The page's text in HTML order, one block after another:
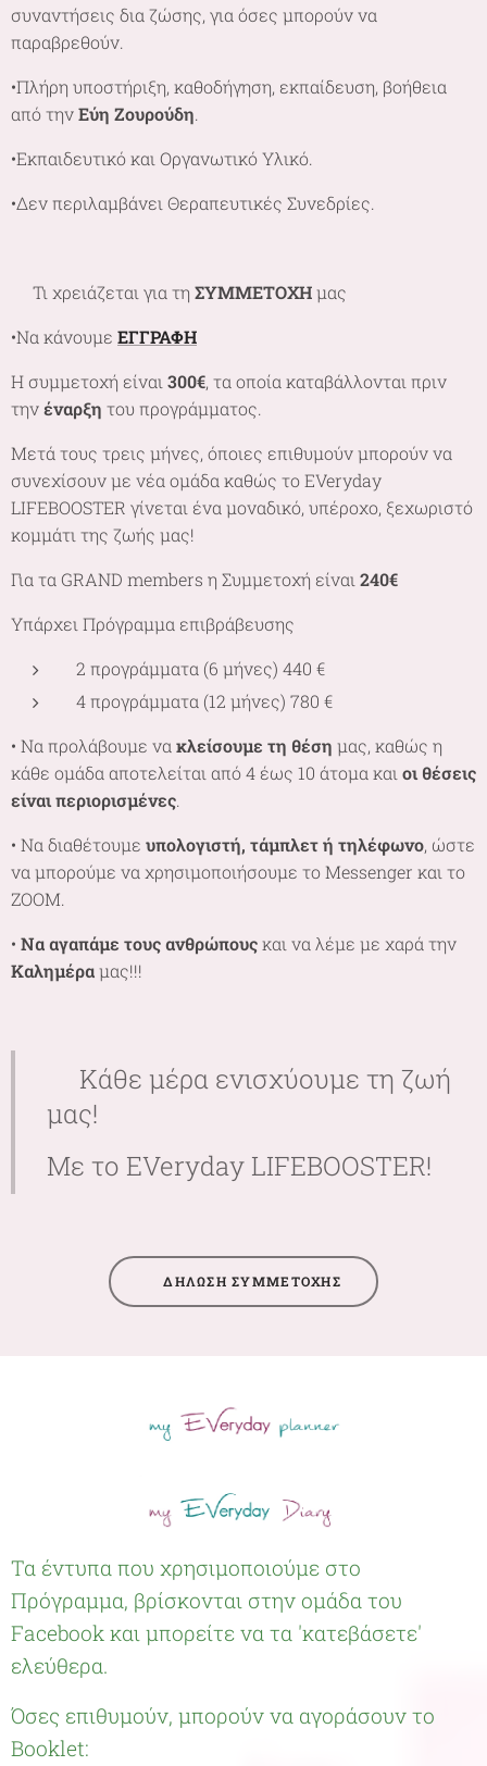
συναντήσεις δια ζώσης, για όσες μπορούν να
παραβρεθούν.
•Πλήρη υποστήριξη, καθοδήγηση, εκπαίδευση, βοήθεια
από τηνΕύη Ζουρούδη.
•Εκπαιδευτικό και Οργανωτικό Υλικό.
•Δεν περιλαμβάνει Θεραπευτικές Συνεδρίες.
🌷Τι χρειάζεται για τη ΣΥΜΜΕΤΟΧΗμας
•Να κάνουμε ΕΓΓΡΑΦΗ
Η συμμετοχή είναι 300€, τα οποία καταβάλλονται πριν
τηνέναρξη του προγράμματος.
Μετά τους τρεις μήνες, όποιες επιθυμούν μπορούν να
συνεχίσουν με νέα ομάδα καθώς το EVeryday
LIFEBOOSTER γίνεται ένα μοναδικό, υπέροχο, ξεχωριστό
κομμάτι της ζωής μας!
Για τα GRAND members η Συμμετοχή είναι 240€
Υπάρχει Πρόγραμμα επιβράβευσης
2 προγράμματα (6 μήνες) 440 €
4 προγράμματα (12 μήνες) 780 €
• Να προλάβουμε να κλείσουμε τη θέση μας, καθώς η
κάθε ομάδα αποτελείται από 4 έως 10 άτομα και οι θέσεις
είναι περιορισμένες.
• Να διαθέτουμε υπολογιστή, τάμπλετ ή τηλέφωνο, ώστε
να μπορούμε να χρησιμοποιήσουμε το Messenger και το
ZOOM.
• Να αγαπάμε τους ανθρώπουςκαι να λέμε με χαρά την
Καλημέραμας!!!
🌷Κάθε μέρα ενισχύουμε τη ζωή
μας!
Με το EVeryday LIFEBOOSTER! 🌷
🌷ΔΗΛΩΣΗ ΣΥΜΜΕΤΟΧΗΣ
Τα έντυπα που χρησιμοποιούμε στο
Πρόγραμμα, βρίσκονται στην ομάδα του
Facebook και μπορείτε να τα 'κατεβάσετε'
ελεύθερα.
Όσες επιθυμούν, μπορούν να αγοράσουν το
Booklet: